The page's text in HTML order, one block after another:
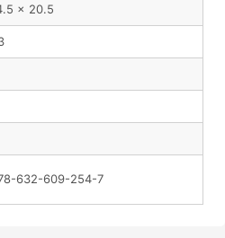
x 20.5
632-609-254-7